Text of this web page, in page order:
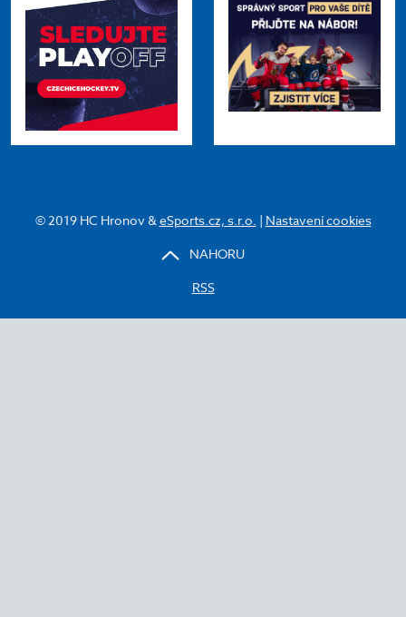
© 2019 HC Hronov &eSports.cz, s.r.o. | Nastavení cookies
NAHORU
RSS